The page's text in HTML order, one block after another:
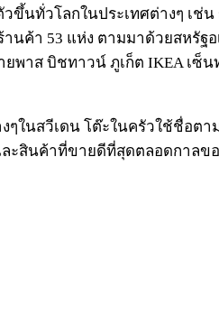
นทั่วโลกในประเทศต่างๆ เช่
ค้า 53 แห่ง ตามมาด้วยสหรัฐ
าส บิชทาวน์ ภูเก็ต IKEA เซ็น
ในสวีเดน โต๊ะในครัวใช้ชื่อ
นค้าที่ขายดีที่สุดตลอดกาลของ